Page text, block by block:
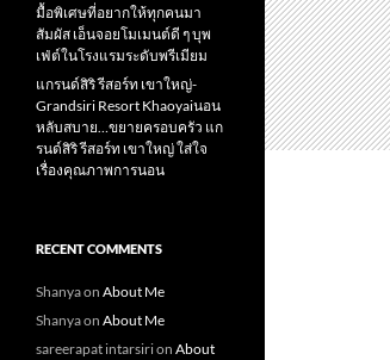
มื้อพิเศษที่อยากให้ทุกคนมา
สัมผัส เอ็นจอยโมเมนต์ดี ๆ บุพ
เฟ่ต์ในโรงแรมระดับพรีเมียม
แกรนด์สิริ​ รีสอร์ท​ เขาใหญ่​-
Grandsiri​ Resort​ Khaoyaiนอน
หลับสบาย…ขยายครอบครัว แก
รนด์สิริ รีสอร์ท เขาใหญ่ ใส่ใจ
เรื่องคุณภาพการนอน
RECENT COMMENTS
Shanyaon About Me
Shanyaon About Me
sareerapat intarsirion About